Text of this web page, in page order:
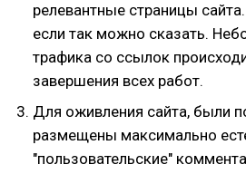
релевантные страницы
если так можно сказать.
трафика со ссылок
завершения всех работ.
Для оживления сайта, были
размещены максимально
"пользовательские"